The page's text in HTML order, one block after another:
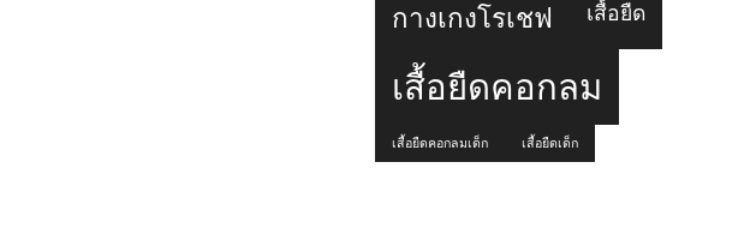
กางเกงโรเชฟ เสื้อยืด
เสื้อยืดคอกลม
เสื้อยืดคอกลมเด็ก เสื้อยืดเด็ก